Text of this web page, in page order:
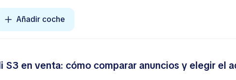
Añadir coche
S3 en venta: cómo comparar anuncios y elegir el